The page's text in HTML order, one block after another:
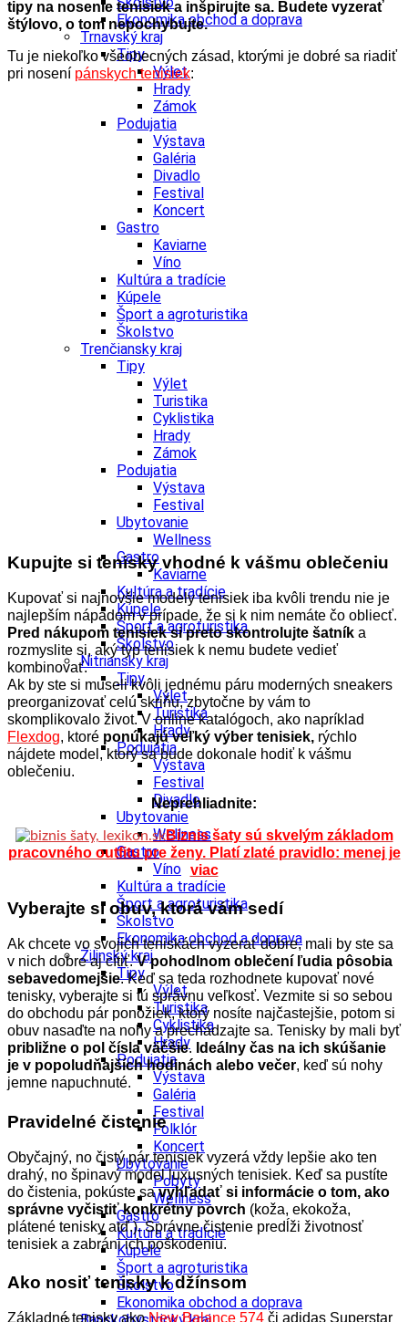
Ekonomika obchod a doprava
Trnavský kraj
Tipy
Výlet
Hrady
Zámok
Podujatia
Výstava
Galéria
Divadlo
Festival
Koncert
Gastro
Kaviarne
Víno
Kultúra a tradície
Kúpele
Šport a agroturistika
Školstvo
Trenčiansky kraj
Tipy
Výlet
Turistika
Cyklistika
Hrady
Zámok
Podujatia
Výstava
Festival
Ubytovanie
Wellness
Gastro
Kaviarne
Kultúra a tradície
Kúpele
Šport a agroturistika
Školstvo
Nitriansky kraj
Tipy
Výlet
Turistika
Hrady
Podujatia
Výstava
Festival
Divadlo
Ubytovanie
Wellness
Gastro
Víno
Kultúra a tradície
Šport a agroturistika
Školstvo
Ekonomika obchod a doprava
Žilinský kraj
Tipy
Výlet
Turistika
Cyklistika
Hrady
Podujatia
Výstava
Galéria
Festival
Folklór
Koncert
Ubytovanie
Pobyty
Wellness
Gastro
Kultúra a tradície
Kúpele
Šport a agroturistika
Školstvo
Ekonomika obchod a doprava
tipy na nosenie tenisiek a inšpirujte sa. Budete vyzerať
štýlovo, o tom nepochybujte.
Tu je niekoľko všeobecných zásad, ktorými je dobré sa riadiť
pri nosení pánskych tenisiek:
Kupujte si tenisky vhodné k vášmu oblečeniu
Kupovať si najnovšie modely tenisiek iba kvôli trendu nie je
najlepším nápadom v prípade, že si k nim nemáte čo obliecť.
Pred nákupom tenisiek si preto skontrolujte šatník a
rozmyslite si, aký typ tenisiek k nemu budete vedieť
kombinovať.
Ak by ste si museli kvôli jednému páru moderných sneakers
preorganizovať celú skriňu, zbytočne by vám to
skomplikovalo život. V online katalógoch, ako napríklad
Flexdog, ktoré ponúkajú veľký výber tenisiek, rýchlo
nájdete model, ktorý sa bude dokonale hodiť k vášmu
oblečeniu.
Neprehliadnite:
Biznis šaty sú skvelým základom
pracovného outfitu pre ženy. Platí zlaté pravidlo: menej je
viac
Vyberajte si obuv, ktorá vám sedí
Ak chcete vo svojich teniskách vyzerať dobre, mali by ste sa
v nich dobre aj cítiť.V pohodlnom oblečení ľudia pôsobia
sebavedomejšie. Keď sa teda rozhodnete kupovať nové
tenisky, vyberajte si tú správnu veľkosť. Vezmite si so sebou
do obchodu pár ponožiek, ktorý nosíte najčastejšie, potom si
obuv nasaďte na nohy a prechádzajte sa. Tenisky by mali byť
približne o pol čísla väčšie. Ideálny čas na ich skúšanie
je v popoludňajších hodinách alebo večer, keď sú nohy
jemne napuchnuté.
Pravidelné čistenie
Obyčajný, no čistý pár tenisiek vyzerá vždy lepšie ako ten
drahý, no špinavý model luxusných tenisiek. Keď sa pustíte
do čistenia, pokúste savyhľadať si informácie o tom, ako
správne vyčistiť konkrétny povrch (koža, ekokoža,
plátené tenisky atď.). Správne čistenie predĺži životnosť
tenisiek a zabráni ich poškodeniu.
Ako nosiť tenisky k džínsom
Základné tenisky akoNew Balance 574 či adidas Superstar